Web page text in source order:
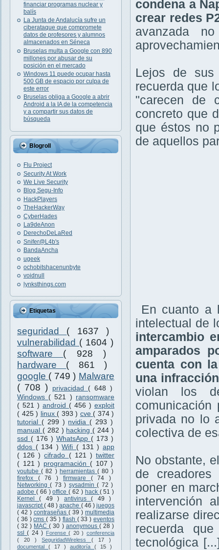
financiar programas nuclear y
balís
La Junta de Andalucía sufre un
ciberataque que compromete
datos de profesores y alumnos
almacenados en Séneca
Bruselas multa a Google con 890
millones por abusar de su
posición en el mercado
Windows 11 puede ocupar hasta
500 GB de espacio por culpa de
este error
Bruselas obliga a Google a abrir
Android a la IA de la competencia
y a compartir sus datos de
búsqueda
Blogroll
Flu Project
Security At Work
We Live Security
Blog Segu-Info
HackPlayers
TheHackerWay
CyberHades
La9deAnon
DerechoDeLaRed
Snifer@L4b's
BandaAncha
ugeek
ochobitshacenunbyte
voidnull
lynksthings.com
Etiquetas
seguridad ( 1637 )
vulnerabilidad ( 1604 )
software ( 928 )
hardware ( 861 )
google ( 749 ) Malware
( 708 )
privacidad ( 648 )
Windows ( 521 ) ransomware
( 521 ) android ( 456 ) exploit
( 425 ) linux ( 393 ) cve ( 374 )
tutorial ( 299 ) nvidia ( 293 )
manual ( 282 ) hacking ( 244 )
ssd ( 176 ) WhatsApp ( 173 )
ddos ( 134 )Wifi ( 131 ) app
( 126 )cifrado ( 121 )twitter
( 121 ) programación ( 107 )
youtube( 82 ) herramientas( 80 )
firefox ( 76 ) firmware ( 74 )
Networking( 73 ) sysadmin( 72 )
adobe ( 66 )office( 62 ) hack ( 51 )
Kernel( 49 ) antivirus( 49 )
javascript( 48 )apache ( 46 ) juegos
( 42 ) contraseñas ( 39 ) multimedia
( 36 )cms( 35 ) flash ( 33 )eventos
( 32 ) MAC( 30 ) anonymous ( 28 )
ssl( 24 ) Forense( 20 ) conferencia
( 20 )SeguridadWireless ( 17 )
documental ( 17 ) auditoría ( 15 )
condena a
crear redes
avanzada
Lejos de sus
recuerda que
"carecen de
concreto que
que éstos no
de aquellos
En cuanto a
intelectual de
intercambio
amparados
cuenta con
una infracción
violan los
privada no lo
colectiva de
No obstante,
de creadores
poner en
intervención
realizarse
recuerda
tecnológica